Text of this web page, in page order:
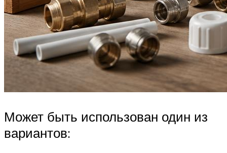
Может быть использован один из
вариантов: